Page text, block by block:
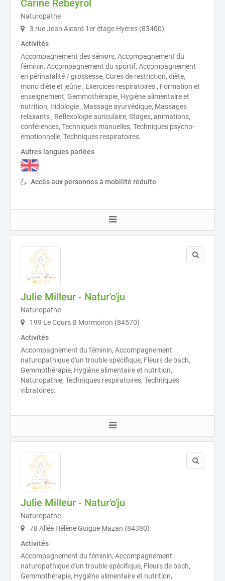
Carine Rebeyrol
Naturopathe
3 rue Jean Aicard 1er étage Hyères (83400)
Activités
Accompagnement des séniors, Accompagnement du
féminin, Accompagnement du sportif, Accompagnement
en périnatalité / grossesse, Cures de restriction, diète,
mono diète et jeûne , Exercices respiratoires , Formation et
enseignement, Gemmothérapie, Hygiène alimentaire et
nutrition, Iridologie , Massage ayurvédique, Massages
relaxants , Réflexologie auriculaire, Stages, animations,
conférences, Techniques manuelles, Techniques psycho-
émotionnelle, Techniques respiratoires.
Autres langues parlées
Accès aux personnes à mobilité réduite
Julie Milleur - Natur'o'ju
Naturopathe
199 Le Cours B Mormoiron (84570)
Activités
Accompagnement du féminin, Accompagnement
naturopathique d'un trouble spécifique, Fleurs de bach,
Gemmothérapie, Hygiène alimentaire et nutrition,
Naturopathie, Techniques respiratoires, Techniques
vibratoires.
Julie Milleur - Natur'o'ju
Naturopathe
78 Allée Hélène Guigue Mazan (84380)
Activités
Accompagnement du féminin, Accompagnement
naturopathique d'un trouble spécifique, Fleurs de bach,
Gemmothérapie, Hygiène alimentaire et nutrition,